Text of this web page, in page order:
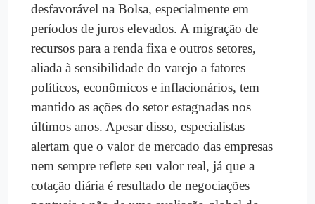
desfavorável na Bolsa, especialmente em
períodos de juros elevados. A migração de
recursos para a renda fixa e outros setores,
aliada à sensibilidade do varejo a fatores
políticos, econômicos e inflacionários, tem
mantido as ações do setor estagnadas nos
últimos anos. Apesar disso, especialistas
alertam que o valor de mercado das empresas
nem sempre reflete seu valor real, já que a
cotação diária é resultado de negociações